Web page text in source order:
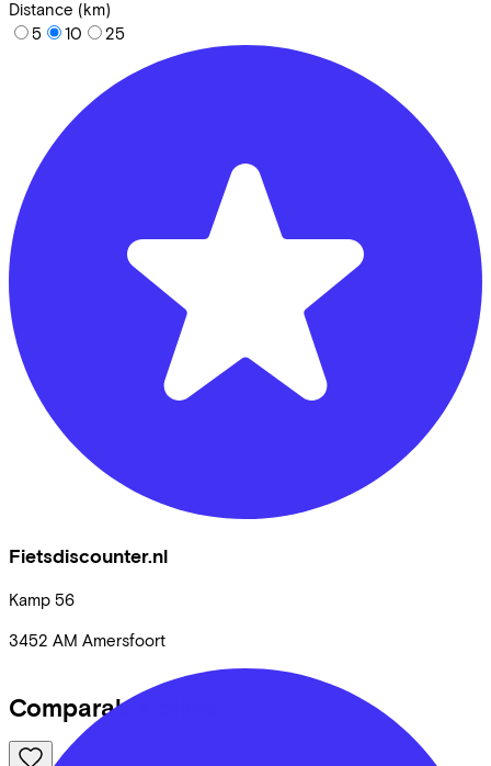
Distance (km)
5
10 25
Fietsdiscounter.nl
Kamp 56
3452 AM Amersfoort
Comparable bikes